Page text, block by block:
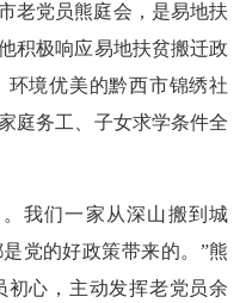
老党员熊庭会，是易地扶
积极响应易地扶贫搬迁政
境优美的黔西市锦绣社
庭务工、子女求学条件全
我们一家从深山搬到城
党的好政策带来的。”熊
心，主动发挥老党员余